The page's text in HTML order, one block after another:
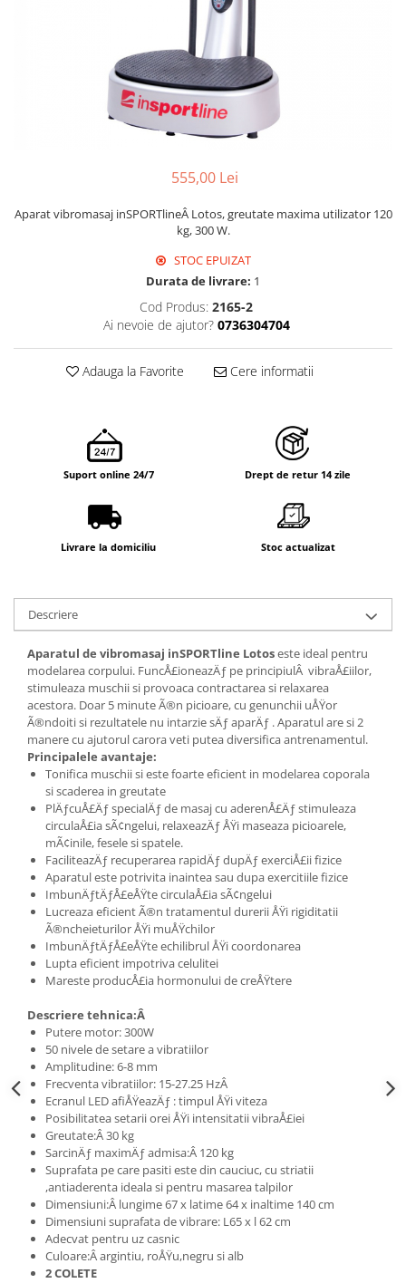
555,00 Lei
Aparat vibromasaj inSPORTlineÂ Lotos, greutate maxima utilizator 120
kg, 300 W.
STOC EPUIZAT
Durata de livrare: 1
Cod Produs: 2165-2
Ai nevoie de ajutor? 0736304704
Adauga la Favorite Cere informatii
Suport online 24/7 Drept de retur 14 zile
Livrare la domiciliu Stoc actualizat
Descriere
Aparatul de vibromasaj inSPORTline Lotoseste ideal pentru
modelarea corpului. FuncÅ£ioneazÄƒ pe principiulÂ vibraÅ£iilor,
stimuleaza muschii si provoaca contractarea si relaxarea
acestora. Doar 5 minute Ã®n picioare, cu genunchii uÅŸor
Ã®ndoiti si rezultatele nu intarzie sÄƒ aparÄƒ . Aparatul are si 2
manere cu ajutorul carora veti putea diversifica antrenamentul.
Principalele avantaje:
Tonifica muschii si este foarte eficient in modelarea coporala
si scaderea in greutate
PlÄƒcuÅ£Äƒ specialÄƒ de masaj cu aderenÅ£Äƒ stimuleaza
circulaÅ£ia sÃ¢ngelui, relaxeazÄƒ ÅŸi maseaza picioarele,
mÃ¢inile, fesele si spatele.
FaciliteazÄƒ recuperarea rapidÄƒ dupÄƒ exerciÅ£ii fizice
Aparatul este potrivita inaintea sau dupa exercitiile fizice
ImbunÄƒtÄƒÅ£eÅŸte circulaÅ£ia sÃ¢ngelui
Lucreaza eficient Ã®n tratamentul durerii ÅŸi rigiditatii
Ã®ncheieturilor ÅŸi muÅŸchilor
ImbunÄƒtÄƒÅ£eÅŸte echilibrul ÅŸi coordonarea
Lupta eficient impotriva celulitei
Mareste producÅ£ia hormonului de creÅŸtere
Descriere tehnica:Â
Putere motor: 300W
50 nivele de setare a vibratiilor
Amplitudine: 6-8 mm
Frecventa vibratiilor: 15-27.25 HzÂ
Ecranul LED afiÅŸeazÄƒ : timpul ÅŸi viteza
Posibilitatea setarii orei ÅŸi intensitatii vibraÅ£iei
Greutate:Â 30 kg
SarcinÄƒ maximÄƒ admisa:Â 120 kg
Suprafata pe care pasiti este din cauciuc, cu striatii
,antiaderenta ideala si pentru masarea talpilor
Dimensiuni:Â lungime 67 x latime 64 x inaltime 140 cm
Dimensiuni suprafata de vibrare: L65 x l 62 cm
Adecvat pentru uz casnic
Culoare:Â argintiu, roÅŸu,negru si alb
2 COLETE